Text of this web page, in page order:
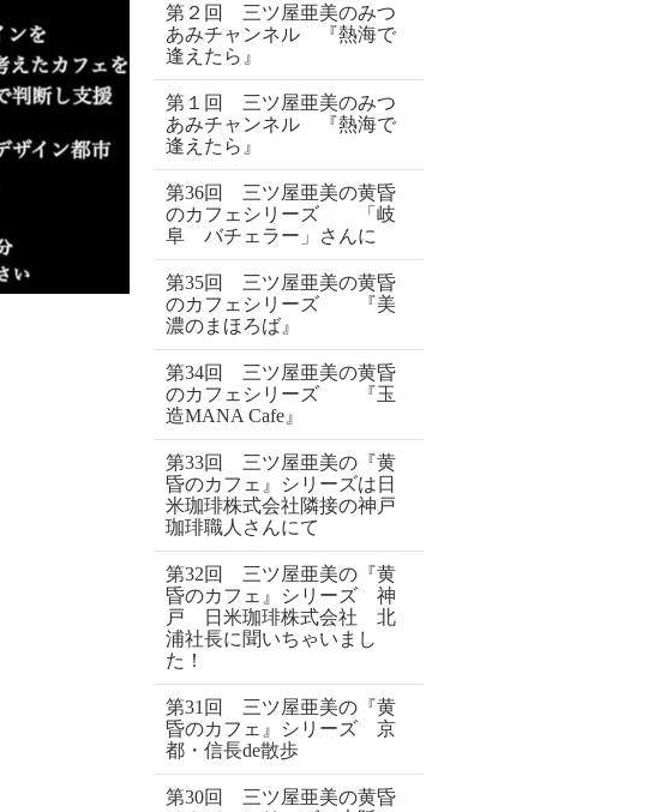
第２回 三ツ屋亜美のみつ
あみチャンネル 『熱海で
逢えたら』
第１回 三ツ屋亜美のみつ
あみチャンネル 『熱海で
逢えたら』
第36回 三ツ屋亜美の黄昏
のカフェシリーズ 「岐
阜 バチェラー」さんに
第35回 三ツ屋亜美の黄昏
のカフェシリーズ 『美
濃のまほろば』
第34回 三ツ屋亜美の黄昏
のカフェシリーズ 『玉
造MANA Cafe』
第33回 三ツ屋亜美の『黄
昏のカフェ』シリーズは日
米珈琲株式会社隣接の神戸
珈琲職人さんにて
第32回 三ツ屋亜美の『黄
昏のカフェ』シリーズ 神
戸 日米珈琲株式会社 北
浦社長に聞いちゃいまし
た！
第31回 三ツ屋亜美の『黄
昏のカフェ』シリーズ 京
都・信長de散歩
第30回 三ツ屋亜美の黄昏